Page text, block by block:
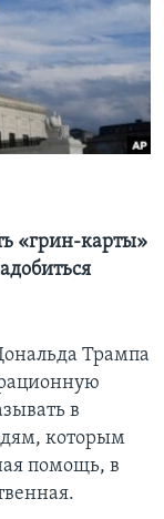
«грин-карты»
Трампа
в
которым
помощь, в